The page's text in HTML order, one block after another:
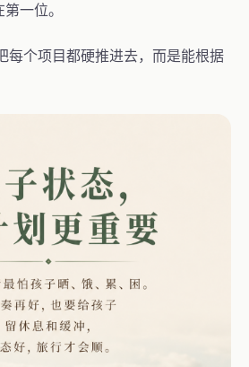
一位。
每个项目都硬推进去，而是能根据